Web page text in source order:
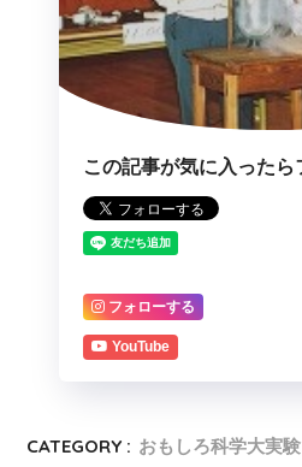
この記事が気に入ったら
フォローする
YouTube
CATEGORY : おもしろ科学大実験